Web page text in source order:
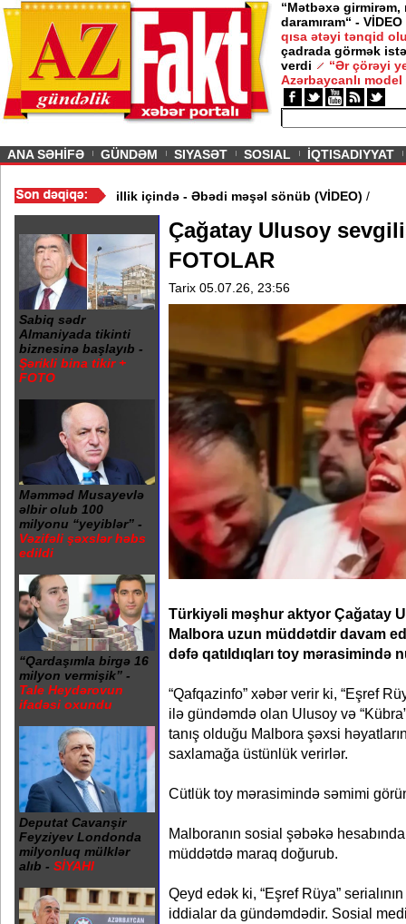
“Mətbəxə girmirəm,
daramıram“ - VİDEO
qısa ətəyi tənqid
çadrada görmək
verdi
“Ər çörəyi
Azərbaycanlı model
ANA SƏHİFƏ GÜNDƏM SIYASƏT SOSIAL İQTISADIYYAT
20 Yanvar abidəsi zibillik içində - Əbədi məşəl sönüb
Sabiq sədr
Almaniyada tikinti
biznesinə başlayıb -
Şərikli bina tikir +
FOTO
Məmməd Musayevlə
əlbir olub 100
milyonu “yeyiblər” -
Vəzifəli şəxslər həbs
edildi
“Qardaşımla birgə 16
milyon vermişik” -
Tale Heydərovun
ifadəsi oxundu
Deputat Cavanşir
Feyziyev Londonda
milyonluq mülklər
alıb - SİYAHI
Çağatay Ulusoy
FOTOLAR
Tarix 05.07.26, 23:56
Türkiyəli məşhur aktyor Çağatay
Malbora uzun müddətdir davam
dəfə qatıldıqları toy mərasimində
“Qafqazinfo” xəbər verir ki, “Eşref
ilə gündəmdə olan Ulusoy və
tanış olduğu Malbora şəxsi
saxlamağa üstünlük verirlər.
Cütlük toy mərasimində səmimi
Malboranın sosial şəbəkə
müddətdə maraq doğurub.
Qeyd edək ki, “Eşref Rüya”
iddialar da gündəmdədir. Sosial